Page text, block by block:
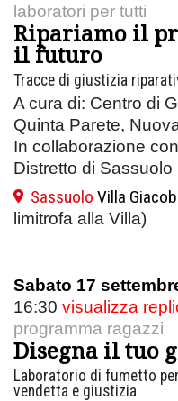
laboratori per tutti
Ripariamo il
il futuro
Tracce di giustizia
A cura di: Centro di
Quinta Parete,
In collaborazione
Distretto di Sassuolo
Sassuolo Villa
limitrofa alla Villa)
Sabato 17
16:30 visualizza
programma ragazzi
Disegna il tuo
Laboratorio di fumetto
vendetta e giustizia